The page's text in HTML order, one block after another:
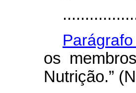
os
Nutrição.”